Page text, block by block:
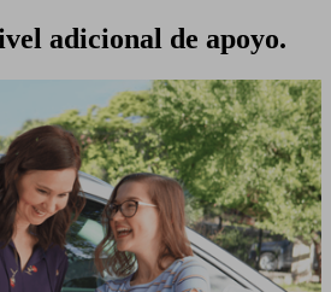
adicional de apoyo.